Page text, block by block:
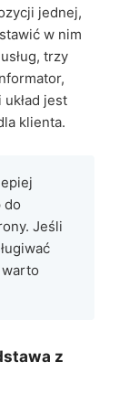
jednej,
w nim
trzy
jest
klienta.
do
Jeśli
z